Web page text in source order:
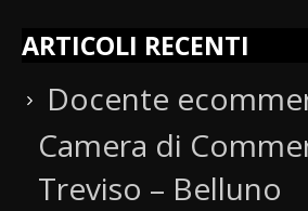
ARTICOLI RECENTI
Docente
Camera di
Treviso – Belluno